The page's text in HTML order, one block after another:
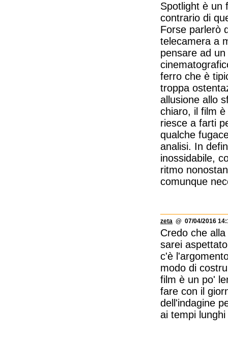
Spotlight è un
contrario di
Forse parlerò
telecamera a
pensare ad
ferro che è
troppa
allusione allo
chiaro, il film
riesce a farti
qualche
analisi. In
inossidabile,
ritmo
comunque
zeta @ 07/04/2016
Credo che
sarei
c'è
modo di
film è un po'
fare con il
dell'indagine
ai tempi